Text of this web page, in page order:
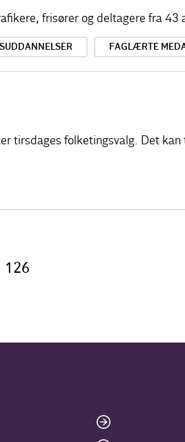
frisører og deltagere fra 43
FAGLÆRTE
tirsdages folketingsvalg. Det
126